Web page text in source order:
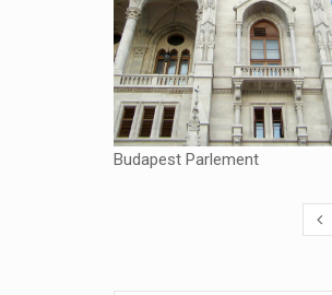
Budapest Parlement